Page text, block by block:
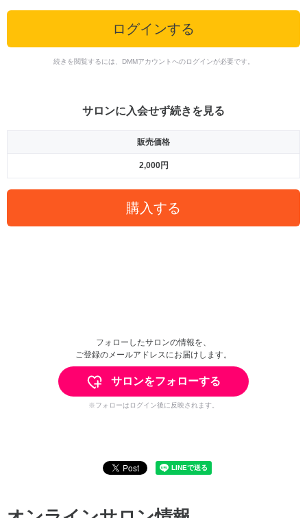
ログインする
続きを閲覧するには、DMMアカウントへのログインが必要です。
サロンに入会せず続きを見る
販売価格
2,000円
購入する
フォローしたサロンの情報を、
ご登録のメールアドレスにお届けします。
サロンをフォローする
※フォローはログイン後に反映されます。